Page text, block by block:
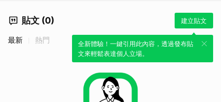
貼文 (0) 建立貼文
全新體驗！一鍵引用此內容，透過發布貼
文來輕鬆表達個人立場。
最新 熱門
取消